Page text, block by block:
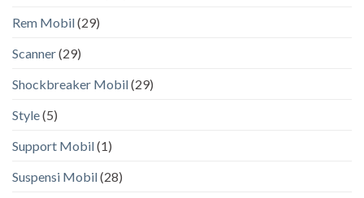
Rem Mobil(29)
Scanner(29)
Shockbreaker Mobil(29)
Style(5)
Support Mobil(1)
Suspensi Mobil(28)